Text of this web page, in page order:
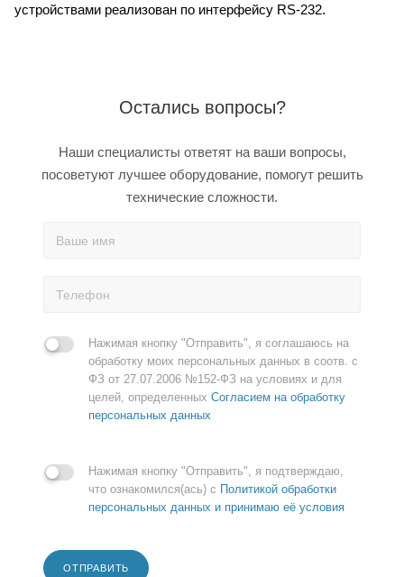
устройствами реализован по интерфейсу RS-232.
Остались вопросы?
Наши специалисты ответят на ваши вопросы,
посоветуют лучшее оборудование, помогут решить
технические сложности.
Нажимая кнопку "Отправить", я соглашаюсь на
обработку моих персональных данных в соотв. с
ФЗ от 27.07.2006 №152-ФЗ на условиях и для
целей, определенных Согласием на обработку
персональных данных
Нажимая кнопку "Отправить", я подтверждаю,
что ознакомился(ась) с Политикой обработки
персональных данных и принимаю её условия
ОТПРАВИТЬ